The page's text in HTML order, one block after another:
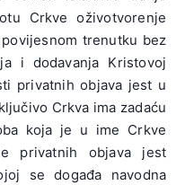
Crkve oživotvorenje
trenutku bez
i dodavanja Kristovoj
privatnih objava jest u
Crkva ima zadaću
koja je u ime Crkve
privatnih objava jest
se događa navodna